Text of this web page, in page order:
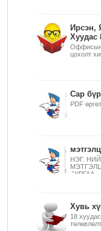
Ирсэн,
Хуудас
Оффисын
цохолт
Сар
PDF
НЭГ.
ЗУРГАА....
Хувь
18
төлөвлөлт